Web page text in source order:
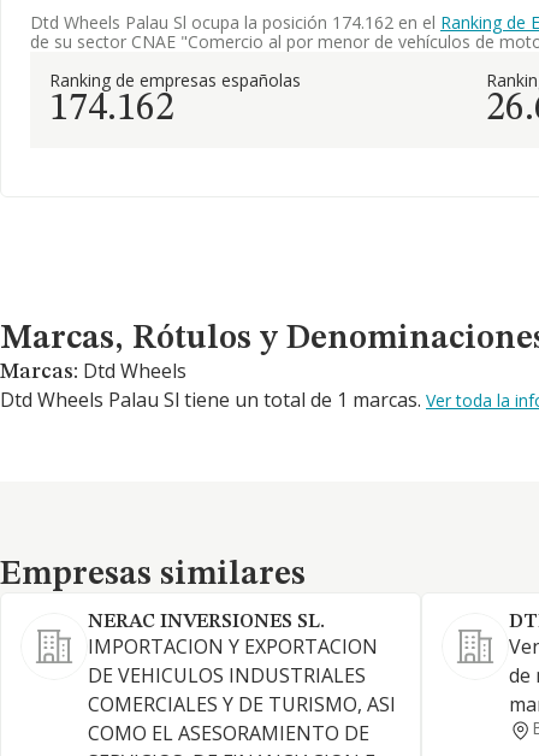
Dtd Wheels Palau Sl ocupa la posición 174.162 en el Ranking de
de su sector CNAE "Comercio al por menor de vehículos de
Ranking de empresas españolas
174.162
Marcas, Rótulos y Denominaciones Comerciales
Marcas, Rótulos y
Marcas: Dtd Wheels
Dtd Wheels Palau Sl tiene un total de 1 marcas. Ver toda la
Empresas similares
Empresas similares
NERAC INVERSIONES SL.
IMPORTACION Y EXPORTACION
DE VEHICULOS INDUSTRIALES
COMERCIALES Y DE TURISMO, ASI
COMO EL ASESORAMIENTO DE
de